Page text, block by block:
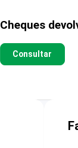
Cheques
Consultar